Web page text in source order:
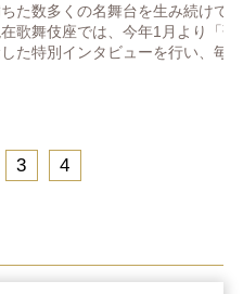
た数多くの名舞台を生み続けて
歌舞伎座では、今年1月より「
た特別インタビューを行い、毎
3 4